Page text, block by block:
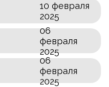
10 февраля
2025
06
февраля
2025
06
февраля
2025